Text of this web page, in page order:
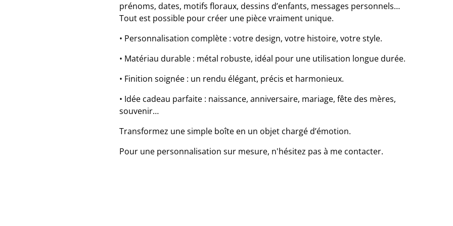
prénoms, dates, motifs floraux, dessins d’enfants, messages personnels…
Tout est possible pour créer une pièce vraiment unique.
• Personnalisation complète : votre design, votre histoire, votre style.
• Matériau durable : métal robuste, idéal pour une utilisation longue durée.
• Finition soignée : un rendu élégant, précis et harmonieux.
• Idée cadeau parfaite : naissance, anniversaire, mariage, fête des mères,
souvenir…
Transformez une simple boîte en un objet chargé d’émotion.
Pour une personnalisation sur mesure, n'hésitez pas à me contacter.